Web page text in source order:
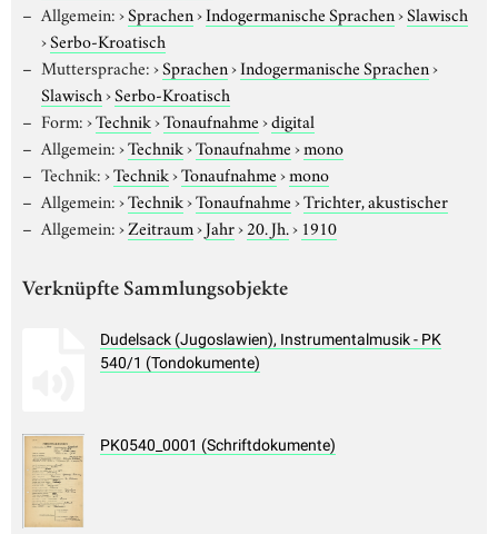
Allgemein:›Sprachen›Indogermanische Sprachen›Slawisch
›Serbo-Kroatisch
Muttersprache:›Sprachen›Indogermanische Sprachen›
Slawisch›Serbo-Kroatisch
Form:›Technik›Tonaufnahme›digital
Allgemein:›Technik›Tonaufnahme›mono
Technik:›Technik›Tonaufnahme›mono
Allgemein:›Technik›Tonaufnahme›Trichter, akustischer
Allgemein:›Zeitraum›Jahr›20. Jh.› 1910
Verknüpfte Sammlungsobjekte
Dudelsack (Jugoslawien), Instrumentalmusik - PK
540/1 (Tondokumente)
PK0540_0001 (Schriftdokumente)